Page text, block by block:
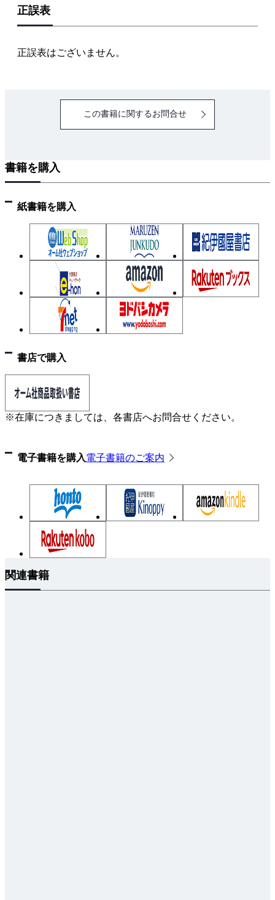
正誤表
正誤表はございません。
この書籍に関するお問合せ
書籍を購入
紙書籍を購入
書店で購入
※在庫につきましては、各書店へお問合せください。
電子書籍を購入電子書籍のご案内
関連書籍